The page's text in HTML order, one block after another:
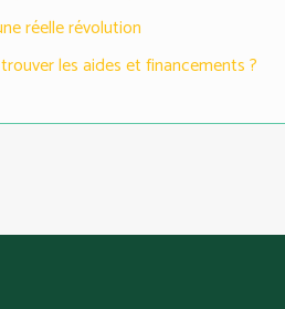
réelle révolution
les aides et financements ?